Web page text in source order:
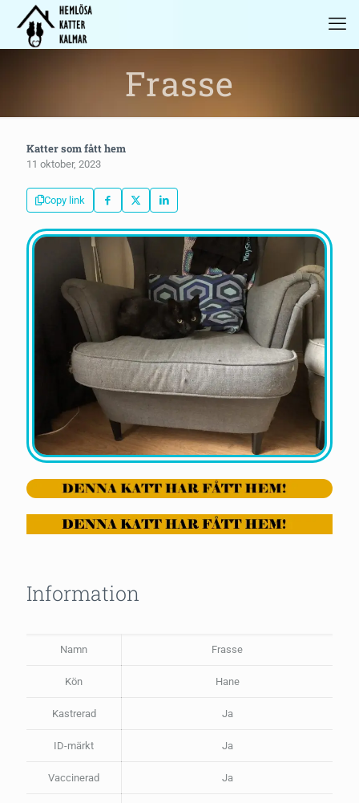
Frasse
Katter som fått hem
11 oktober, 2023
Copy link
Information
Namn Frasse
Kön Hane
Kastrerad Ja
ID-märkt Ja
Vaccinerad Ja